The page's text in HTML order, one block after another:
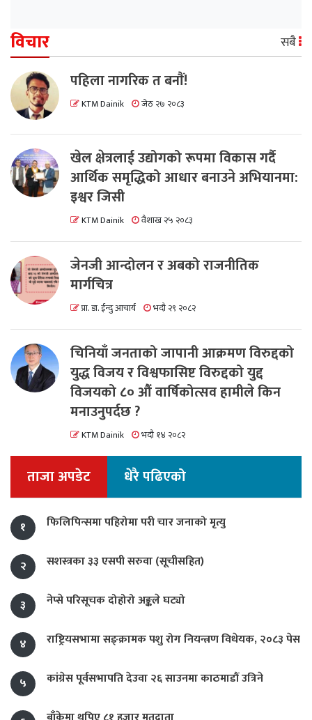
विचार सबै
पहिला नागरिक त बनाैं!
KTM Dainik जेठ २७ २०८३
खेल क्षेत्रलाई उद्योगको रूपमा विकास गर्दै
आर्थिक समृद्धिको आधार बनाउने अभियानमा:
इश्वर जिसी
KTM Dainik वैशाख २५ २०८३
जेनजी आन्दोलन र अबको राजनीतिक
मार्गचित्र
प्रा. डा. ईन्दु आचार्य भदौ २९ २०८२
चिनियाँ जनताको जापानी आक्रमण विरुद्दको
युद्ध विजय र विश्वफासिष्ट विरुद्दको युद्द
विजयको ८० औं वार्षिकोत्सव हामीले किन
मनाउनुपर्दछ ?
KTM Dainik भदौ १४ २०८२
ताजा अपडेट धेरै पढिएको
१ फिलिपिन्समा पहिरोमा परी चार जनाको मृत्यु
२ सशस्त्रका ३३ एसपी सरुवा (सूचीसहित)
३ नेप्से परिसूचक दोहोरो अङ्कले घट्यो
४ राष्ट्रियसभामा सङ्क्रामक पशु रोग नियन्त्रण विधेयक, २०८३ पेस
५ कांग्रेस पूर्वसभापति देउवा २६ साउनमा काठमाडौं उत्रिने